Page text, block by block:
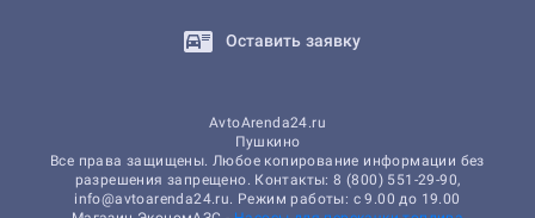
Оставить заявку
AvtoArenda24.ru
Пушкино
Все права защищены. Любое копирование информации без
разрешения запрещено. Контакты: 8 (800) 551-29-90,
info@avtoarenda24.ru. Режим работы: с 9.00 до 19.00